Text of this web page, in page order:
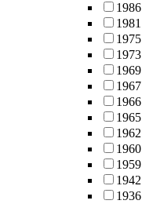
1986
1981
1975
1973
1969
1967
1966
1965
1962
1960
1959
1942
1936